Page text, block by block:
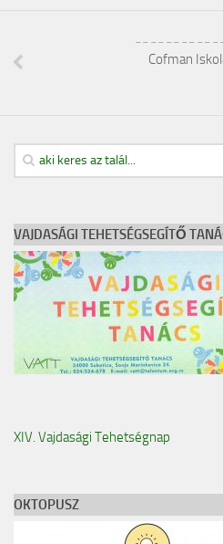
Cofman
VAJDASÁGI TEHETSÉGSEGÍTŐ
XIV. Vajdasági Tehetségnap
OKTOPUSZ